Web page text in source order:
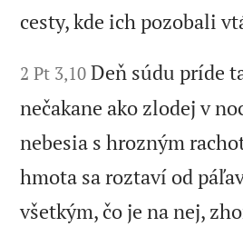
cesty, kde ich pozobali
2 Pt 3,10 Deň súdu príde
nečakane ako zlodej v
nebesia s hrozným
hmota sa roztaví od
všetkým, čo je na nej,